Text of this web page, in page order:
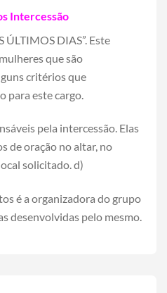
Intercessão
ÚLTIMOS DIAS”. Este
que são
critérios que
para este cargo.
pela intercessão. Elas
de oração no altar, no
solicitado. d)
é a organizadora do grupo
desenvolvidas pelo mesmo.